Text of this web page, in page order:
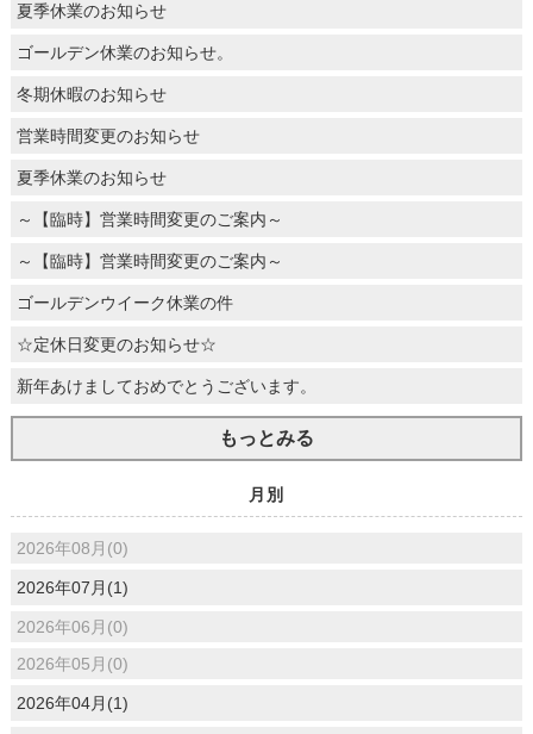
夏季休業のお知らせ
ゴールデン休業のお知らせ。
冬期休暇のお知らせ
営業時間変更のお知らせ
夏季休業のお知らせ
～【臨時】営業時間変更のご案内～
～【臨時】営業時間変更のご案内～
ゴールデンウイーク休業の件
☆定休日変更のお知らせ☆
新年あけましておめでとうございます。
もっとみる
月別
2026年08月(0)
2026年07月(1)
2026年06月(0)
2026年05月(0)
2026年04月(1)